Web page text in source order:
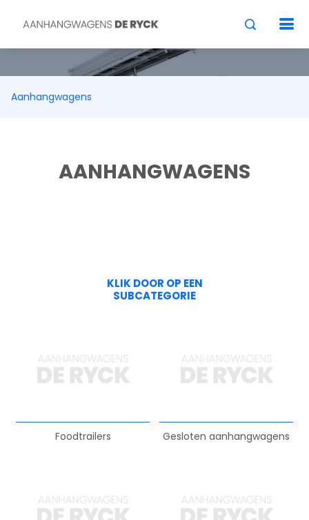
Aanhangwagens
AANHANGWAGENS
KLIK DOOR OP EEN
SUBCATEGORIE
Foodtrailers Gesloten aanhangwagens